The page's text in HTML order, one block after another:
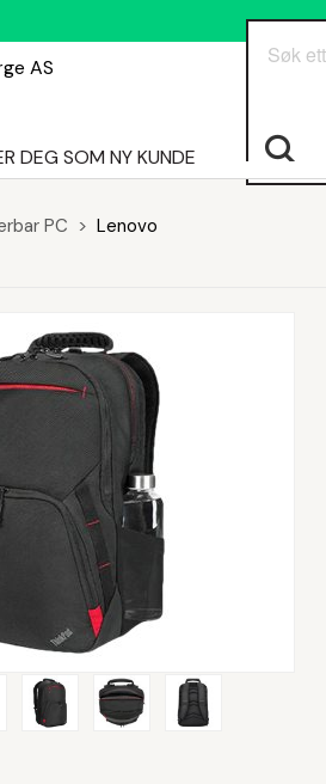
Søk
DEG SOM NY KUNDE
PC Lenovo